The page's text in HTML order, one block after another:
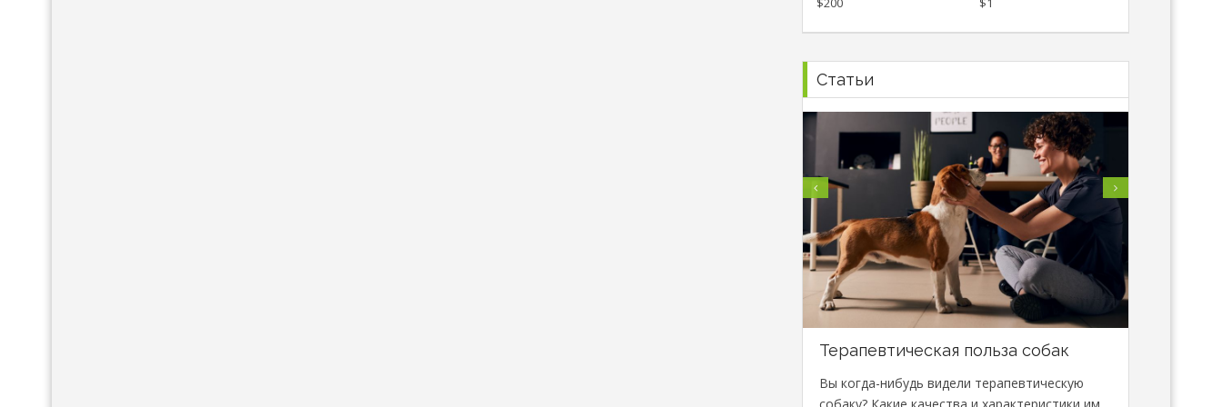
Статьи
Терапевтическая польза собак
Вы когда-нибудь видели терапевтическую